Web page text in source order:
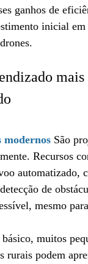
ganhos de
inicial em
modernos São
Recursos
automatizado,
de
mesmo
muitos
rurais podem